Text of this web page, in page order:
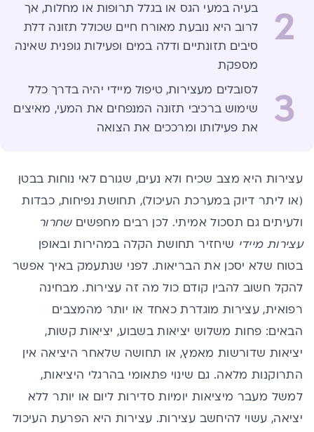
2
בעיה במעי הגס או בגלל תרופות או מחלות, אך
לרוב היא נובעת מאורח חיים שכולל תזונה דלת
סיבים תזונתיים ודלה במים ופעילות גופנית שאינה
מספקת
3
לסובלים מעצירות, טיפול מיידי יהיה בדרך כלל
שימוש ברכיבי תזונה המנפחים את המעי, מאיצים
את פעילותו ומרככים את הצואה
עצירות היא מצב שכיח ולא נעים, שגורם לאי נוחות בבטן
(או ליתר דיוק במערכת העיכול), תחושת נפיחות, כבדות
ולעיתים גם תסכול אמיתי. לכן רבים מחפשיםשחרור
עצירות מיידי שיחזיר תחושת הקלה במהירות ובאופן
בטוח שלא יסכן את הבריאות. לפני שנתעמק באיך אפשר
להקל חשוב להבין קודם כול מה זה עצירות. מבחינה
רפואית, עצירות מוגדרת כאחד או יותר מהמצבים
הבאים: פחות משלוש יציאות בשבוע, יציאות קשות,
יציאות שדורשות מאמץ, או תחושה שלאחר היציאה אין
התרוקנות מלאה. גם שינוי פתאומי בהרגלי היציאות,
למשל מעבר מיציאות יומיות סדירות ליום או יותר ללא
יציאה, עשוי להיחשב עצירות. עצירות היא הפרעת העיכול